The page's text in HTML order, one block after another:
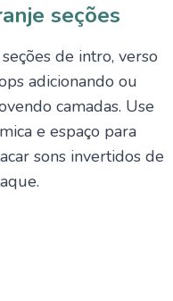
seções
de intro, verso
adicionando ou
camadas. Use
e espaço para
sons invertidos de